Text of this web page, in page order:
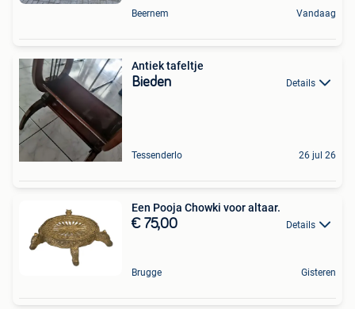
Beernem Vandaag
Antiek tafeltje
Bieden Details
Tessenderlo 26 jul 26
Een Pooja Chowki voor altaar.
€ 75,00 Details
Brugge Gisteren